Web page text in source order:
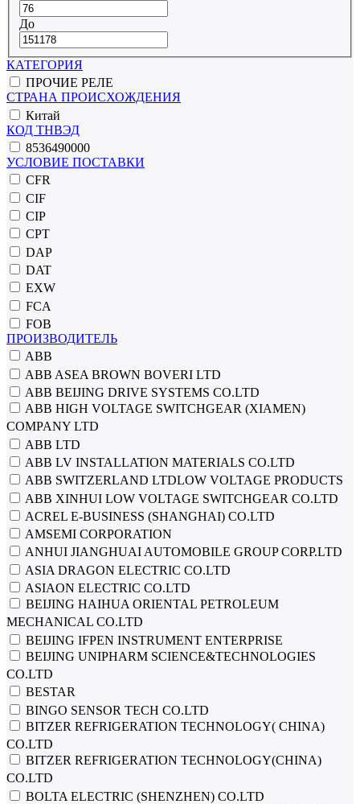
До
КАТЕГОРИЯ
ПРОЧИЕ РЕЛЕ
СТРАНА ПРОИСХОЖДЕНИЯ
Китай
КОД ТНВЭД
8536490000
УСЛОВИЕ ПОСТАВКИ
CFR
CIF
CIP
CPT
DAP
DAT
EXW
FCA
FOB
ПРОИЗВОДИТЕЛЬ
ABB
ABB ASEA BROWN BOVERI LTD
ABB BEIJING DRIVE SYSTEMS CO.LTD
ABB HIGH VOLTAGE SWITCHGEAR (XIAMEN)
COMPANY LTD
ABB LTD
ABB LV INSTALLATION MATERIALS CO.LTD
ABB SWITZERLAND LTDLOW VOLTAGE PRODUCTS
ABB XINHUI LOW VOLTAGE SWITCHGEAR CO.LTD
ACREL E-BUSINESS (SHANGHAI) CO.LTD
AMSEMI CORPORATION
ANHUI JIANGHUAI AUTOMOBILE GROUP CORP.LTD
ASIA DRAGON ELECTRIC CO.LTD
ASIAON ELECTRIC CO.LTD
BEIJING HAIHUA ORIENTAL PETROLEUM
MECHANICAL CO.LTD
BEIJING IFPEN INSTRUMENT ENTERPRISE
BEIJING UNIPHARM SCIENCE&TECHNOLOGIES
CO.LTD
BESTAR
BINGO SENSOR TECH CO.LTD
BITZER REFRIGERATION TECHNOLOGY( CHINA)
CO.LTD
BITZER REFRIGERATION TECHNOLOGY(CHINA)
CO.LTD
BOLTA ELECTRIC (SHENZHEN) CO.LTD